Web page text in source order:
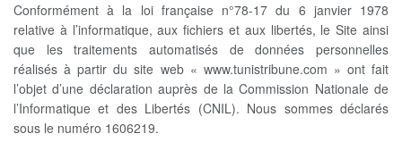
Conformément à la loi française n°78-17 du 6 janvier 1978
relative à l’informatique, aux fichiers et aux libertés, le Site ainsi
que les traitements automatisés de données personnelles
réalisés à partir du site web « www.tunistribune.com » ont fait
l’objet d’une déclaration auprès de la Commission Nationale de
l’Informatique et des Libertés (CNIL). Nous sommes déclarés
sous le numéro 1606219.